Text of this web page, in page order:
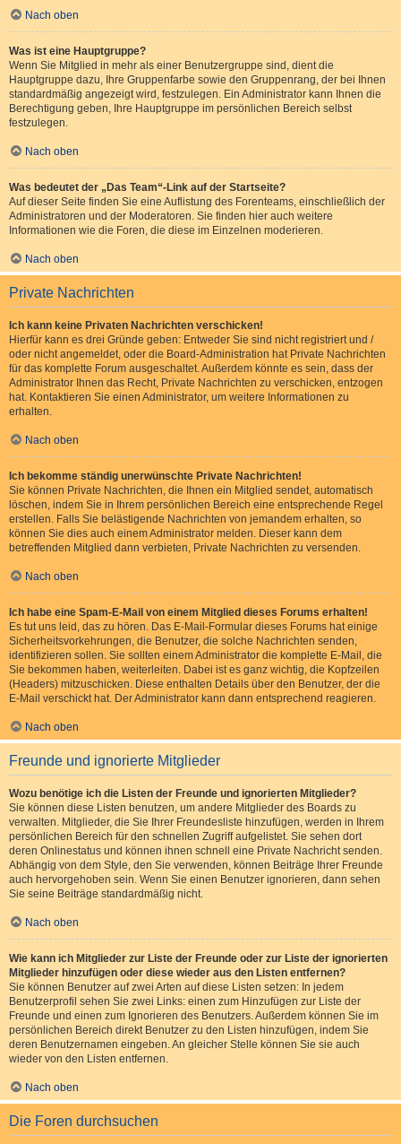
Nach oben
Was ist eine Hauptgruppe?
Wenn Sie Mitglied in mehr als einer Benutzergruppe sind, dient die
Hauptgruppe dazu, Ihre Gruppenfarbe sowie den Gruppenrang, der bei Ihnen
standardmäßig angezeigt wird, festzulegen. Ein Administrator kann Ihnen die
Berechtigung geben, Ihre Hauptgruppe im persönlichen Bereich selbst
festzulegen.
Nach oben
Was bedeutet der „Das Team“-Link auf der Startseite?
Auf dieser Seite finden Sie eine Auflistung des Forenteams, einschließlich der
Administratoren und der Moderatoren. Sie finden hier auch weitere
Informationen wie die Foren, die diese im Einzelnen moderieren.
Nach oben
Private Nachrichten
Ich kann keine Privaten Nachrichten verschicken!
Hierfür kann es drei Gründe geben: Entweder Sie sind nicht registriert und /
oder nicht angemeldet, oder die Board-Administration hat Private Nachrichten
für das komplette Forum ausgeschaltet. Außerdem könnte es sein, dass der
Administrator Ihnen das Recht, Private Nachrichten zu verschicken, entzogen
hat. Kontaktieren Sie einen Administrator, um weitere Informationen zu
erhalten.
Nach oben
Ich bekomme ständig unerwünschte Private Nachrichten!
Sie können Private Nachrichten, die Ihnen ein Mitglied sendet, automatisch
löschen, indem Sie in Ihrem persönlichen Bereich eine entsprechende Regel
erstellen. Falls Sie belästigende Nachrichten von jemandem erhalten, so
können Sie dies auch einem Administrator melden. Dieser kann dem
betreffenden Mitglied dann verbieten, Private Nachrichten zu versenden.
Nach oben
Ich habe eine Spam-E-Mail von einem Mitglied dieses Forums erhalten!
Es tut uns leid, das zu hören. Das E-Mail-Formular dieses Forums hat einige
Sicherheitsvorkehrungen, die Benutzer, die solche Nachrichten senden,
identifizieren sollen. Sie sollten einem Administrator die komplette E-Mail, die
Sie bekommen haben, weiterleiten. Dabei ist es ganz wichtig, die Kopfzeilen
(Headers) mitzuschicken. Diese enthalten Details über den Benutzer, der die
E-Mail verschickt hat. Der Administrator kann dann entsprechend reagieren.
Nach oben
Freunde und ignorierte Mitglieder
Wozu benötige ich die Listen der Freunde und ignorierten Mitglieder?
Sie können diese Listen benutzen, um andere Mitglieder des Boards zu
verwalten. Mitglieder, die Sie Ihrer Freundesliste hinzufügen, werden in Ihrem
persönlichen Bereich für den schnellen Zugriff aufgelistet. Sie sehen dort
deren Onlinestatus und können ihnen schnell eine Private Nachricht senden.
Abhängig von dem Style, den Sie verwenden, können Beiträge Ihrer Freunde
auch hervorgehoben sein. Wenn Sie einen Benutzer ignorieren, dann sehen
Sie seine Beiträge standardmäßig nicht.
Nach oben
Wie kann ich Mitglieder zur Liste der Freunde oder zur Liste der ignorierten
Mitglieder hinzufügen oder diese wieder aus den Listen entfernen?
Sie können Benutzer auf zwei Arten auf diese Listen setzen: In jedem
Benutzerprofil sehen Sie zwei Links: einen zum Hinzufügen zur Liste der
Freunde und einen zum Ignorieren des Benutzers. Außerdem können Sie im
persönlichen Bereich direkt Benutzer zu den Listen hinzufügen, indem Sie
deren Benutzernamen eingeben. An gleicher Stelle können Sie sie auch
wieder von den Listen entfernen.
Nach oben
Die Foren durchsuchen